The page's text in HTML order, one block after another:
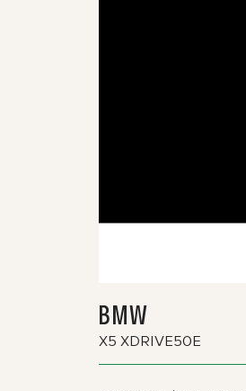
BMW
X5 XDRIVE50E